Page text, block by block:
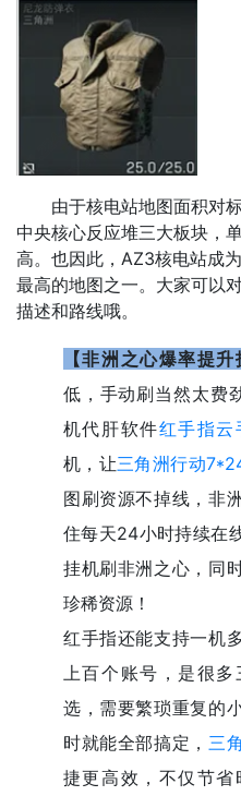
由于核电站地图面积对标
中央核心反应堆三大板块，
高。也因此，AZ3核电站成
最高的地图之一。大家可以
描述和路线哦。
【非洲之心爆率提升
低，手动刷当然太费
机代肝软件红手指云
机，让三角洲行动
图刷资源不掉线，非
住每天24小时持续在
挂机刷非洲之心，同
珍稀资源！
红手指还能支持一机
上百个账号，是很
选，需要繁琐重复的
时就能全部搞定，三
捷更高效，不仅节